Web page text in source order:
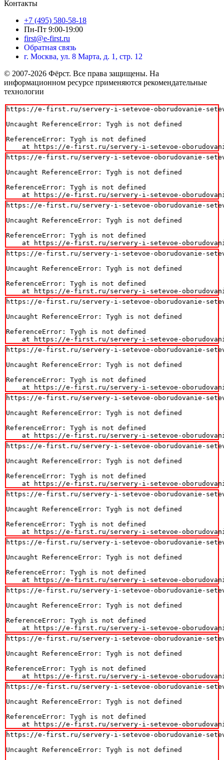
Контакты
+7 (495) 580-58-18
Пн-Пт 9:00-19:00
first@e-first.ru
Обратная связь
г. Москва, ул. 8 Марта, д. 1, стр. 12
© 2007-2026 Фёрст. Все права защищены. На
информационном ресурсе применяются рекомендательные
технологии
https://e-first.ru/servery-i-setevoe-oborudovanie-
Uncaught ReferenceError: Tygh is not defined
ReferenceError: Tygh is not defined
at https://e-first.ru/servery-i-setevoe-
https://e-first.ru/servery-i-setevoe-oborudovanie-
Uncaught ReferenceError: Tygh is not defined
ReferenceError: Tygh is not defined
at https://e-first.ru/servery-i-setevoe-
https://e-first.ru/servery-i-setevoe-oborudovanie-
Uncaught ReferenceError: Tygh is not defined
ReferenceError: Tygh is not defined
at https://e-first.ru/servery-i-setevoe-
https://e-first.ru/servery-i-setevoe-oborudovanie-
Uncaught ReferenceError: Tygh is not defined
ReferenceError: Tygh is not defined
at https://e-first.ru/servery-i-setevoe-
https://e-first.ru/servery-i-setevoe-oborudovanie-
Uncaught ReferenceError: Tygh is not defined
ReferenceError: Tygh is not defined
at https://e-first.ru/servery-i-setevoe-
https://e-first.ru/servery-i-setevoe-oborudovanie-
Uncaught ReferenceError: Tygh is not defined
ReferenceError: Tygh is not defined
at https://e-first.ru/servery-i-setevoe-
https://e-first.ru/servery-i-setevoe-oborudovanie-
Uncaught ReferenceError: Tygh is not defined
ReferenceError: Tygh is not defined
at https://e-first.ru/servery-i-setevoe-
https://e-first.ru/servery-i-setevoe-oborudovanie-
Uncaught ReferenceError: Tygh is not defined
ReferenceError: Tygh is not defined
at https://e-first.ru/servery-i-setevoe-
https://e-first.ru/servery-i-setevoe-oborudovanie-
Uncaught ReferenceError: Tygh is not defined
ReferenceError: Tygh is not defined
at https://e-first.ru/servery-i-setevoe-
https://e-first.ru/servery-i-setevoe-oborudovanie-
Uncaught ReferenceError: Tygh is not defined
ReferenceError: Tygh is not defined
at https://e-first.ru/servery-i-setevoe-
https://e-first.ru/servery-i-setevoe-oborudovanie-
Uncaught ReferenceError: Tygh is not defined
ReferenceError: Tygh is not defined
at https://e-first.ru/servery-i-setevoe-
https://e-first.ru/servery-i-setevoe-oborudovanie-
Uncaught ReferenceError: Tygh is not defined
ReferenceError: Tygh is not defined
at https://e-first.ru/servery-i-setevoe-
https://e-first.ru/servery-i-setevoe-oborudovanie-
Uncaught ReferenceError: Tygh is not defined
ReferenceError: Tygh is not defined
at https://e-first.ru/servery-i-setevoe-
https://e-first.ru/servery-i-setevoe-oborudovanie-
Uncaught ReferenceError: Tygh is not defined